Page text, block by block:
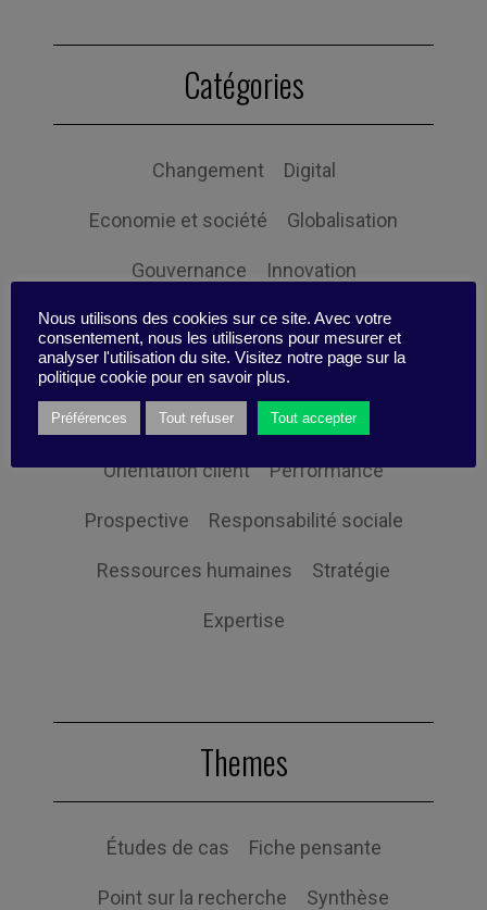
Catégories
Changement Digital
Economie et société Globalisation
Gouvernance Innovation
Intelligence Collective Leadership
Management Mon efficacité
Non classifié(e) Organisation
Orientation client Performance
Prospective Responsabilité sociale
Ressources humaines Stratégie
Expertise
Themes
Études de cas Fiche pensante
Point sur la recherche Synthèse
Nous utilisons des cookies sur ce site. Avec votre
consentement, nous les utiliserons pour mesurer et
analyser l'utilisation du site. Visitez notre page sur la
politique cookie pour en savoir plus.
Préférences Tout refuser Tout accepter